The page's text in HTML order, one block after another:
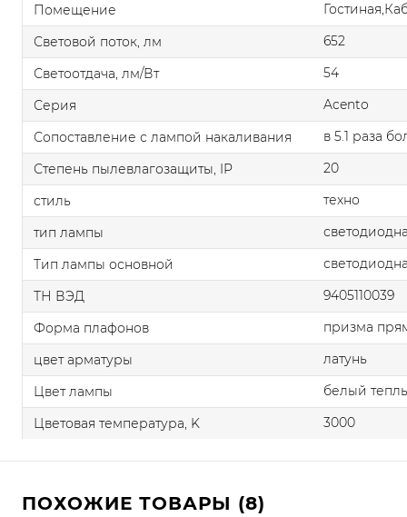
Помещение
Световой поток, лм
652
Светоотдача, лм/Вт
54
Серия
Acento
Сопоставление с лампой накаливания
в 5.1 раза
Степень пылевлагозащиты, IP
20
стиль
техно
тип лампы
Тип лампы основной
ТН ВЭД
9405110039
Форма плафонов
призма
цвет арматуры
латунь
Цвет лампы
белый
Цветовая температура, K
3000
ПОХОЖИЕ ТОВАРЫ (8)